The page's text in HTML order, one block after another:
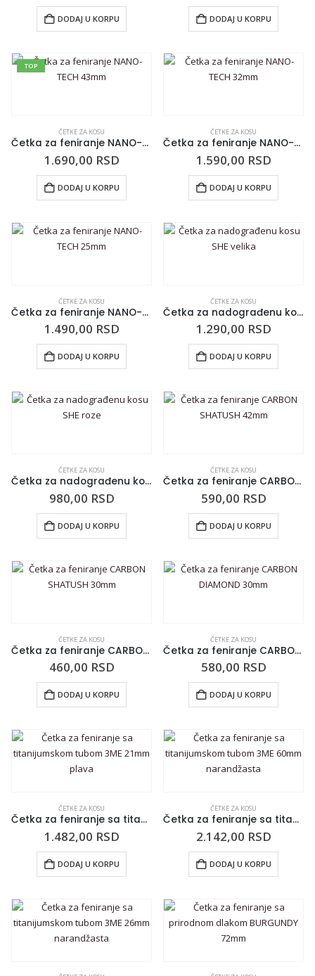
DODAJ U KORPU DODAJ U KORPU
TOP
ČETKE ZA KOSU
Četka za feniranje NANO-TECH 43mm
1.690,00 RSD
DODAJ U KORPU
ČETKE ZA KOSU
Četka za feniranje NANO-TECH 32mm
1.590,00 RSD
DODAJ U KORPU
ČETKE ZA KOSU
Četka za feniranje NANO-TECH 25mm
1.490,00 RSD
DODAJ U KORPU
ČETKE ZA KOSU
Četka za nadograđenu kosu SHE velika
1.290,00 RSD
DODAJ U KORPU
ČETKE ZA KOSU
Četka za nadograđenu kosu SHE roze
980,00 RSD
DODAJ U KORPU
ČETKE ZA KOSU
Četka za feniranje CARBON SHATUSH 42mm
590,00 RSD
DODAJ U KORPU
ČETKE ZA KOSU
Četka za feniranje CARBON SHATUSH 30mm
460,00 RSD
DODAJ U KORPU
ČETKE ZA KOSU
Četka za feniranje CARBON DIAMOND 30mm
580,00 RSD
DODAJ U KORPU
ČETKE ZA KOSU
Četka za feniranje sa titanijumskom tubom 3ME 21mm plava
1.482,00 RSD
DODAJ U KORPU
ČETKE ZA KOSU
Četka za feniranje sa titanijumskom tubom 3ME 60mm narandžasta
2.142,00 RSD
DODAJ U KORPU